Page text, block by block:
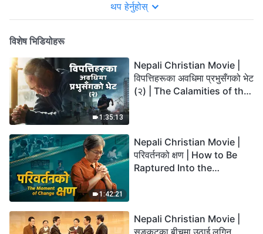
थप हेर्नुहोस्
विशेष भिडियोहरू
1:35:13
Nepali Christian Movie |
विपत्तिहरूका अवधिमा प्रभुसँगको भेट
(२) | The Calamities of the
1:42:21
Nepali Christian Movie |
परिवर्तनको क्षण | How to Be
Raptured Into the
Nepali Christian Movie |
सङ्कटका बीचमा उठाई लगिनु